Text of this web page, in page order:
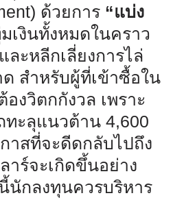
ด้วยการ “แบ่ง
เงินทั้งหมดในคราว
ละหลีกเลี่ยงการไล่
สำหรับผู้ที่เข้าซื้อใน
งวิตกกังวล เพราะ
ทะลุแนวต้าน 4,600
าสที่จะดีดกลับไปถึง
าร์จะเกิดขึ้นอย่าง
นักลงทุนควรบริหาร